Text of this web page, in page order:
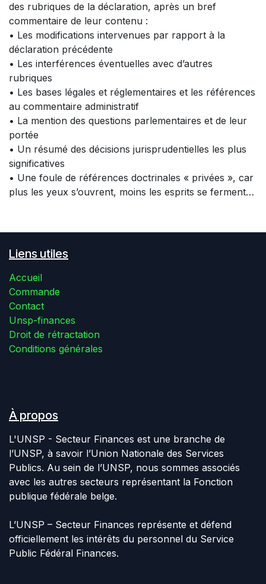
des rubriques de la déclaration, après un bref
commentaire de leur contenu :
• Les modifications intervenues par rapport à la
déclaration précédente
• Les interférences éventuelles avec d’autres
rubriques
• Les bases légales et réglementaires et les références
au commentaire administratif
• La mention des questions parlementaires et de leur
portée
• Un résumé des décisions jurisprudentielles les plus
significatives
• Une foule de références doctrinales « privées », car
plus les yeux s’ouvrent, moins les esprits se ferment…
Liens utiles
Accueil
Commande
Contact
Unsp-finances
Droit de rétractation
Conditions générales
À propos
L'UNSP - Secteur Finances est une branche de
l’UNSP, à savoir l’Union Nationale des Services
Publics. Au sein de l’UNSP, nous sommes associés
avec les autres secteurs représentant la Fonction
publique fédérale belge.
L’UNSP – Secteur Finances représente et défend
officiellement les intérêts du personnel du Service
Public Fédéral Finances.